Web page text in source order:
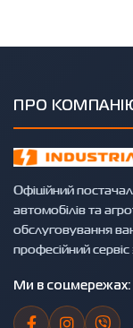
ПРО
Офіційний
автомобілів та
обслуговування
професійний
Ми в соцмережах: